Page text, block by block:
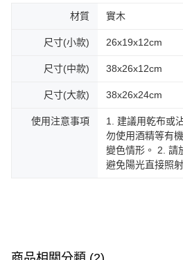
材質 實木
尺寸(小款) 26x19x12cm
尺寸(中款) 38x26x12cm
尺寸(大款) 38x26x24cm
使用注意事項
1. 建議用乾布或
勿使用酒精等有
變色情形。 2. 請
避免陽光直接照射